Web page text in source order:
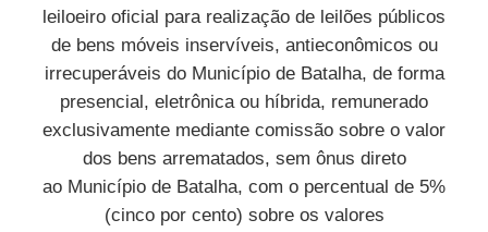
leiloeiro oficial para realização de leilões públicos
de bens móveis inservíveis, antieconômicos ou
irrecuperáveis do Município de Batalha, de forma
presencial, eletrônica ou híbrida, remunerado
exclusivamente mediante comissão sobre o valor
dos bens arrematados, sem ônus direto
ao Município de Batalha, com o percentual de 5%
(cinco por cento) sobre os valores